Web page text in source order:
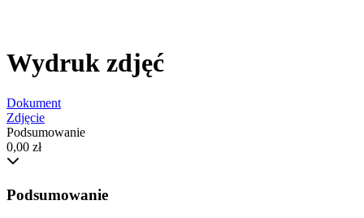
Wydruk zdjęć
Dokument
Zdjęcie
Podsumowanie
0,00 zł
Podsumowanie